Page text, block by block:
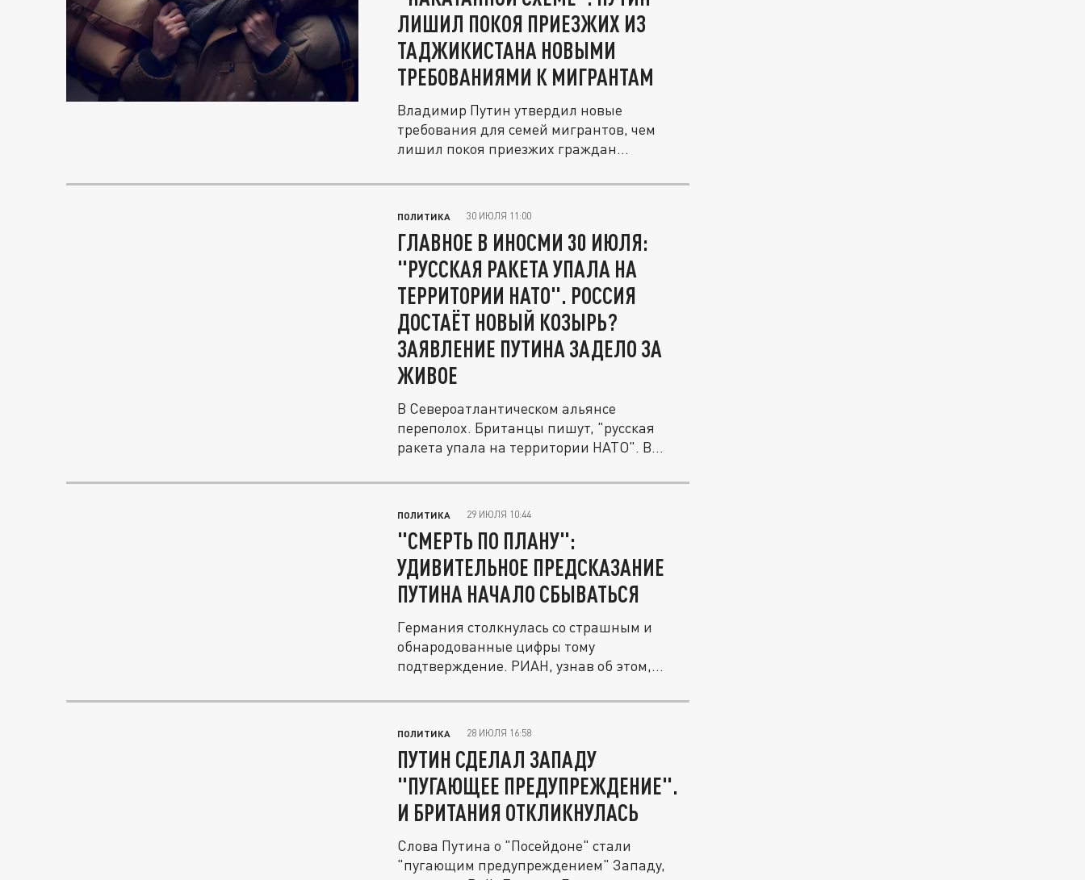
ЛИШИЛ ПОКОЯ ПРИЕЗЖИХ ИЗ
ТАДЖИКИСТАНА НОВЫМИ
ТРЕБОВАНИЯМИ К МИГРАНТАМ
Владимир Путин утвердил новые
требования для семей мигрантов, чем
лишил покоя приезжих граждан
ПОЛИТИКА 30 ИЮЛЯ 11:00
ГЛАВНОЕ В ИНОСМИ 30 ИЮЛЯ:
"РУССКАЯ РАКЕТА УПАЛА НА
ТЕРРИТОРИИ НАТО". РОССИЯ
ДОСТАЁТ НОВЫЙ КОЗЫРЬ?
ЗАЯВЛЕНИЕ ПУТИНА ЗАДЕЛО ЗА
ЖИВОЕ
В Североатлантическом альянсе
переполох. Британцы пишут, "русская
ракета упала на территории НАТО". В
ПОЛИТИКА 29 ИЮЛЯ 10:44
"СМЕРТЬ ПО ПЛАНУ":
УДИВИТЕЛЬНОЕ ПРЕДСКАЗАНИЕ
ПУТИНА НАЧАЛО СБЫВАТЬСЯ
Германия столкнулась со страшным и
обнародованные цифры тому
подтверждение. РИАН, узнав об этом,
ПОЛИТИКА 28 ИЮЛЯ 16:58
ПУТИН СДЕЛАЛ ЗАПАДУ
"ПУГАЮЩЕЕ ПРЕДУПРЕЖДЕНИЕ".
И БРИТАНИЯ ОТКЛИКНУЛАСЬ
Слова Путина о "Посейдоне" стали
"пугающим предупреждением" Западу,